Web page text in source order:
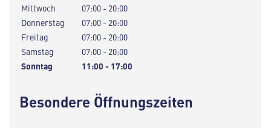
Mittwoch
07:00 - 20:00
Donnerstag
07:00 - 20:00
Freitag
07:00 - 20:00
Samstag
07:00 - 20:00
Sonntag
11:00 - 17:00
Besondere Öffnungszeiten